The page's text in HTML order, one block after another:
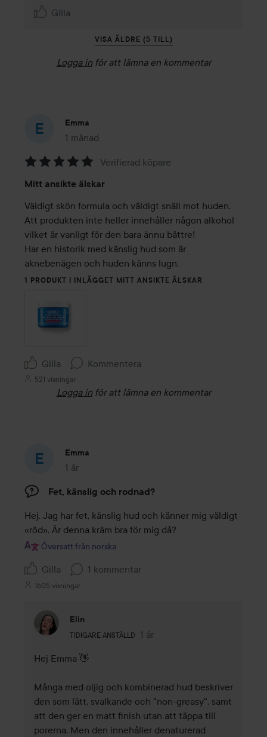
Gilla
VISA ÄLDRE (5 TILL)
Logga in för att lämna en kommentar
Emma
1 månad
Inlägget skapades 1 månad
5
av
5
Verifierad köpare
Mitt ansikte älskar
Väldigt skön formula och väldigt snäll mot huden.
Att produkten inte heller innehåller någon alkohol
vilket är vanligt för den bara ännu bättre!
Har en historik med känslig hud som är
aknebenägen och huden känns lugn.
1 PRODUKT I INLÄGGET MITT ANSIKTE ÄLSKAR
Gilla Kommentera
521 visningar
Logga in för att lämna en kommentar
Emma
1 år
Inlägget skapades 1 år
Fet, känslig och rodnad?
Hej. Jag har fet, känslig hud och känner mig väldigt
«röd». Är denna kräm bra för mig då?
Översatt från norska
Gilla 1 kommentar
1605 visningar
Elin
TIDIGARE ANSTÄLLD
Användarens roll: Tidigare anställd.
1 år
Kommentaren lades 1 år
Hej Emma 👋
Många med oljig och kombinerad hud beskriver
den som lätt, svalkande och "non-greasy", samt
att den ger en matt finish utan att täppa till
porerna. Men den innehåller denaturerad